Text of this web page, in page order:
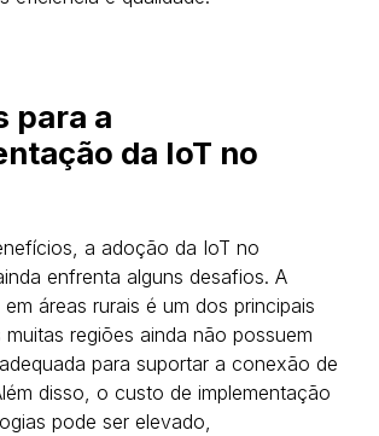
para a
da IoT no
a adoção da IoT no
enfrenta alguns desafios. A
áreas rurais é um dos principais
regiões ainda não possuem
para suportar a conexão de
disso, o custo de implementação
pode ser elevado,